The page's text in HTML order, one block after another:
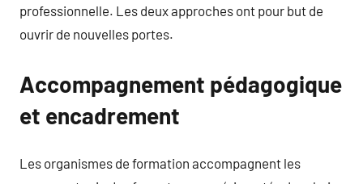
professionnelle. Les deux approches ont pour but de
ouvrir de nouvelles portes.
Accompagnement pédagogique
et encadrement
Les organismes de formation accompagnent les